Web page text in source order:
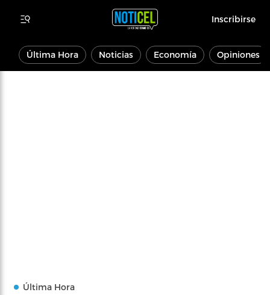
Inscribirse
Última Hora Noticias Economía Opiniones
Última Hora